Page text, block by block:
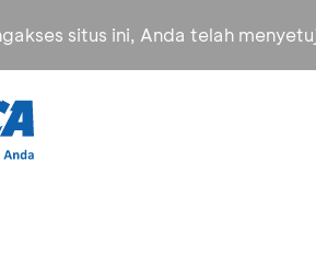
situs ini, Anda telah